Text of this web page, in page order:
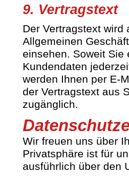
9. Vertragstext
Der Vertragstext
Allgemeinen
einsehen. Soweit Sie
Kundendaten
werden Ihnen per E-
der Vertragstext aus
zugänglich.
Wir freuen uns über
Privatsphäre ist für
ausführlich über den